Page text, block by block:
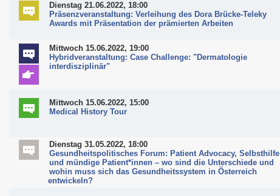
Dienstag 21.06.2022, 18:00
Präsenzveranstaltung: Verleihung des Dora Brücke-Teleky
Awards mit Präsentation der prämierten Arbeiten
Mittwoch 15.06.2022, 19:00
Hybridveranstaltung: Case Challenge: "Dermatologie
interdisziplinär"
Mittwoch 15.06.2022, 15:00
Medical History Tour
Dienstag 31.05.2022, 18:00
Gesundheitspolitisches Forum: Patient Advocacy, Selbsthilfe
und mündige Patient*innen – wo sind die Unterschiede und
wohin muss sich das Gesundheitssystem in Österreich
entwickeln?